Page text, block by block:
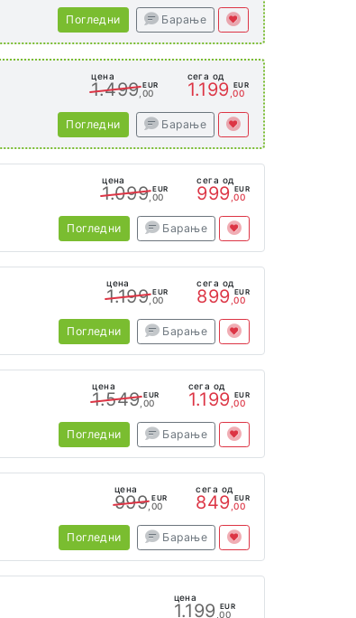
Погледни Барање
цена
1.499 EUR
,00
сега од
1.199 EUR
,00
Погледни Барање
цена
1.099 EUR
,00
сега од
999 EUR
,00
Погледни Барање
цена
1.199 EUR
,00
сега од
899 EUR
,00
Погледни Барање
цена
1.549 EUR
,00
сега од
1.199 EUR
,00
Погледни Барање
цена
999 EUR
,00
сега од
849 EUR
,00
Погледни Барање
цена
1.199 EUR
,00